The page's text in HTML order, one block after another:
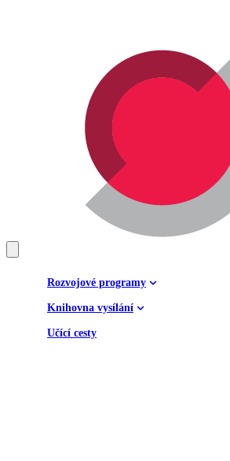
Rozvojové programy
Knihovna vysílání
Učící cesty